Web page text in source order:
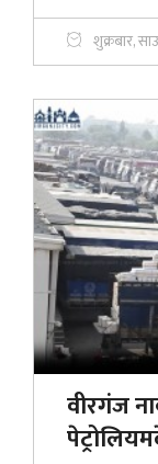
शुक्रबार,
वीरगंज